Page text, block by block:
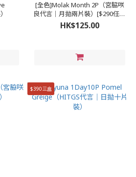
[全色]Molak Month 2P（宮脇咲
良代言｜月拋兩片裝）[$290任選
三盒]
HK$125.00
$390三盒